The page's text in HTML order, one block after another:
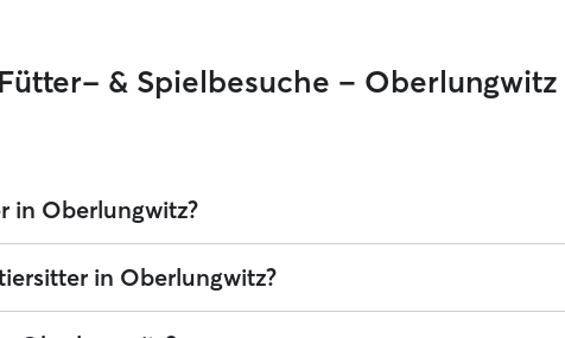
& Spielbesuche – Oberlungwitz
in Oberlungwitz?
festlegen. Die durchschnittlichen Kosten für einen Sitter in Oberlungwitz
Servicegebühren von Rover. Der Preis eines Haustiersitters kann sich
und die deines Haustieres anpasst.
in Oberlungwitz?